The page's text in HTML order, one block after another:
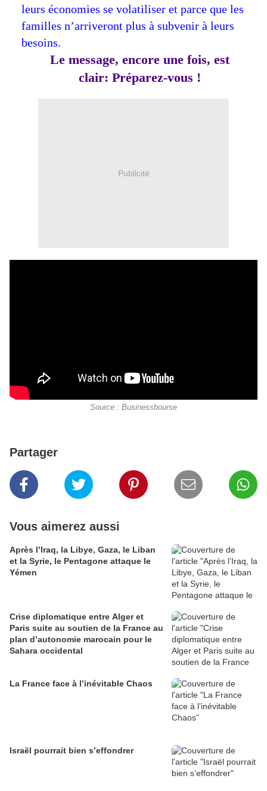
leurs économies se volatiliser et parce que les
familles n’arriveront plus à subvenir à leurs
besoins.
Le message, encore une fois, est
clair: Préparez-vous !
Publicité
Source : Businessbourse
Partager
Vous aimerez aussi
Après l’Iraq, la Libye, Gaza, le Liban
et la Syrie, le Pentagone attaque le
Yémen
Crise diplomatique entre Alger et
Paris suite au soutien de la France au
plan d’autonomie marocain pour le
Sahara occidental
La France face à l’inévitable Chaos
Israël pourrait bien s’effondrer